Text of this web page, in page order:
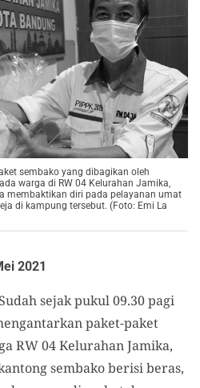
sembako yang dibagikan oleh
warga di RW 04 Kelurahan Jamika,
membaktikan diri pada pelayanan umat
di kampung tersebut. (Foto: Emi La
2021
Sudah sejak pukul 09.30 pagi
paket-paket
RW 04 Kelurahan Jamika,
sembako berisi beras,